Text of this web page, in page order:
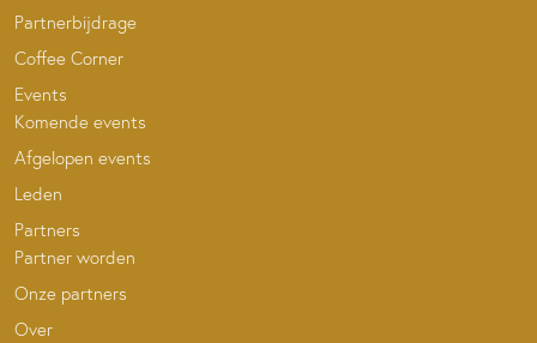
Partnerbijdrage
Coffee Corner
Events
Komende events
Afgelopen events
Leden
Partners
Partner worden
Onze partners
Over